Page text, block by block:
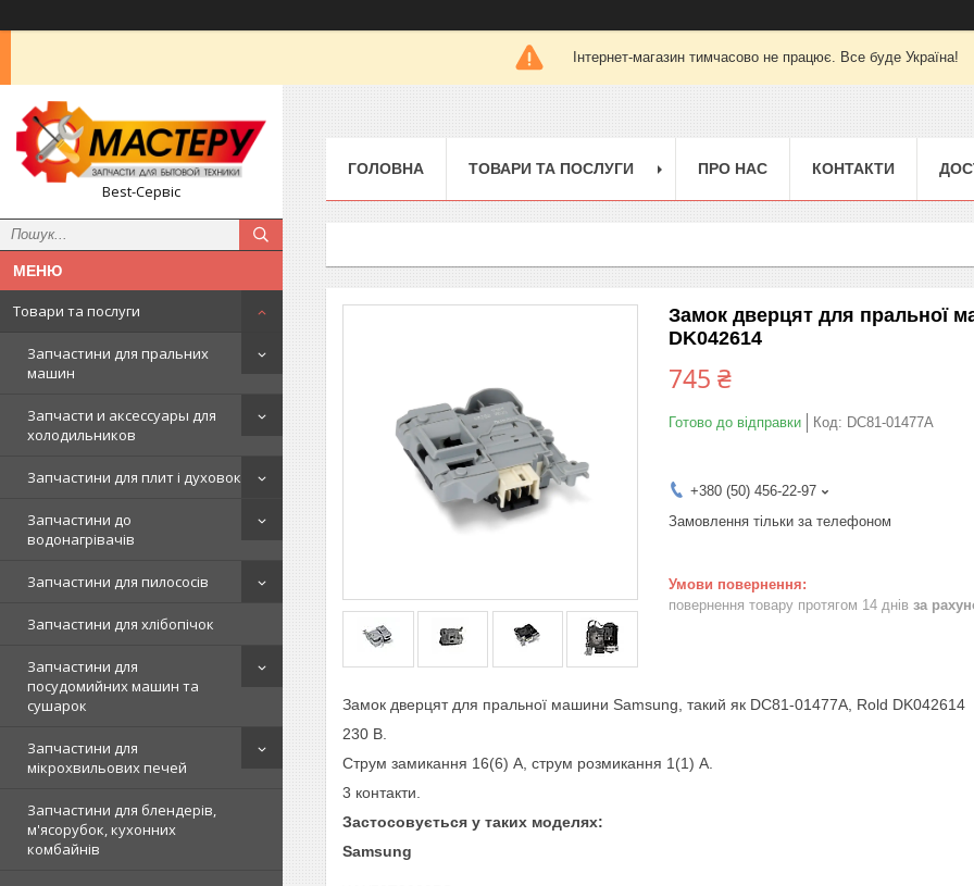
Інтернет-магазин тимчасово не працює. Все буде Україна!
Best-Сервіс
Товари та послуги
Запчастини для пральних
машин
Запчасти и аксессуары для
холодильников
Запчастини для плит і духовок
Запчастини до
водонагрівачів
Запчастини для пилососів
Запчастини для хлібопічок
Запчастини для
посудомийних машин та
сушарок
Запчастини для
мікрохвильових печей
Запчастини для блендерів,
м'ясорубок, кухонних
комбайнів
ГОЛОВНА ТОВАРИ ТА ПОСЛУГИ ПРО НАС КОНТАКТИ
Замок дверцят для пральної
DK042614
745 ₴
Готово до відправки Код: DC81-01477A
+380 (50) 456-22-97
Замовлення тільки за телефоном
повернення товару протягом 14 днів за
Замок дверцят для пральної машини Samsung, такий як DC81-01477A, ​​​​Rold DK042614
230 В.
Струм замикання 16(6) А, струм розмикання 1(1) А.
3 контакти.
Застосовується у таких моделях:
Samsung